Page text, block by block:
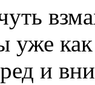
уже
и